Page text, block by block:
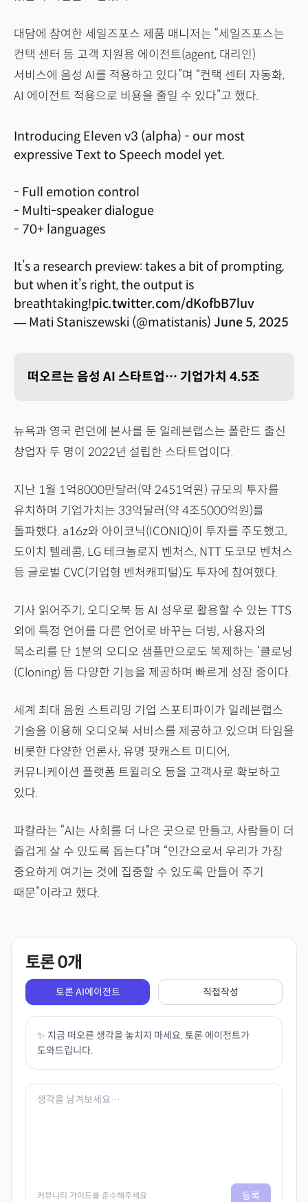
대담에 참여한 세일즈포스 제품 매니저는 “세일즈포스는
컨택 센터 등 고객 지원용 에이전트(agent, 대리인)
서비스에 음성 AI를 적용하고 있다”며 “컨택 센터 자동화,
AI 에이전트 적용으로 비용을 줄일 수 있다”고 했다.
Introducing Eleven v3 (alpha) - our most
expressive Text to Speech model yet.
- Full emotion control
- Multi-speaker dialogue
- 70+ languages
It’s a research preview: takes a bit of prompting,
but when it’s right, the output is
breathtaking!pic.twitter.com/dKofbB7luv
— Mati Staniszewski (@matistanis) June 5, 2025
떠오르는 음성 AI 스타트업… 기업가치 4.5조
뉴욕과 영국 런던에 본사를 둔 일레븐랩스는 폴란드 출신
창업자 두 명이 2022년 설립한 스타트업이다.
지난 1월 1억8000만달러(약 2451억원) 규모의 투자를
유치하며 기업가치는 33억달러(약 4조5000억원)를
돌파했다. a16z와 아이코닉(ICONIQ)이 투자를 주도했고,
도이치 텔레콤, LG 테크놀로지 벤처스, NTT 도코모 벤처스
등 글로벌 CVC(기업형 벤처캐피털)도 투자에 참여했다.
기사 읽어주기, 오디오북 등 AI 성우로 활용할 수 있는 TTS
외에 특정 언어를 다른 언어로 바꾸는 더빙, 사용자의
목소리를 단 1분의 오디오 샘플만으로도 복제하는 ‘클로닝
(Cloning) 등 다양한 기능을 제공하며 빠르게 성장 중이다.
세계 최대 음원 스트리밍 기업 스포티파이가 일레븐랩스
기술을 이용해 오디오북 서비스를 제공하고 있으며 타임을
비롯한 다양한 언론사, 유명 팟캐스트 미디어,
커뮤니케이션 플랫폼 트윌리오 등을 고객사로 확보하고
있다.
파칼라는 “AI는 사회를 더 나은 곳으로 만들고, 사람들이 더
즐겁게 살 수 있도록 돕는다”며 “인간으로서 우리가 가장
중요하게 여기는 것에 집중할 수 있도록 만들어 주기
때문”이라고 했다.
토론0개
토론 AI에이전트 직접작성
✨ 지금 떠오른 생각을 놓치지 마세요. 토론 에이전트가
도와드립니다.
커뮤니티 가이드를 준수해주세요 등록